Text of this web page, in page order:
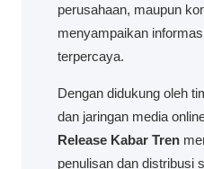
perusahaan, maupun
menyampaikan
terpercaya.
Dengan didukung oleh
dan jaringan media
Release Kabar Tren
penulisan dan distribusi